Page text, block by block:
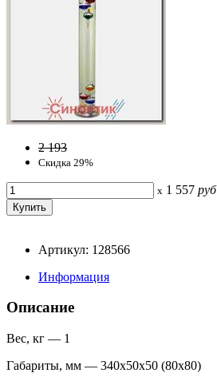
2 193
Скидка 29%
x 1 557 руб
Артикул: 128566
Информация
Описание
Вес, кг — 1
Габариты, мм — 340х50х50 (80х80)